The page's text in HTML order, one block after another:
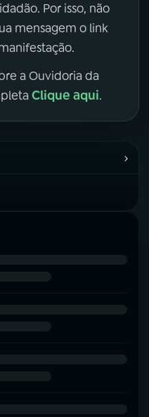
Por isso, não
mensagem o link
a Ouvidoria da
Clique aqui.
›